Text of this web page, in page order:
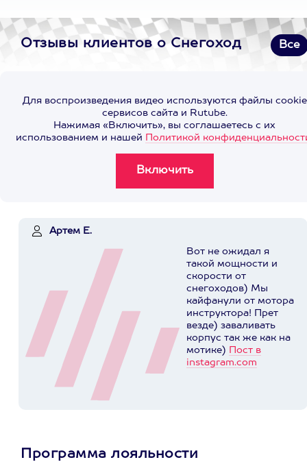
Отзывы клиентов о Снегоход Все
Для воспроизведения видео используются файлы cookie
сервисов сайта и Rutube.
Нажимая «Включить», вы соглашаетесь с их
использованием и нашей Политикой
Артем Е.
Вот не ожидал я
такой мощности и
скорости от
снегоходов) Мы
кайфанули от мотора
инструктора! Прет
везде) заваливать
корпус так же как на
мотике) Пост в
instagram.com
Программа лояльности